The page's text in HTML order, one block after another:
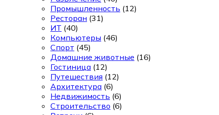
Промышленность (12)
Ресторан (31)
ИТ (40)
Компьютеры (46)
Спорт (45)
Домашние животные (16)
Гостиница (12)
Путешествия (12)
Архитектура (6)
Недвижимость (6)
Строительство (6)